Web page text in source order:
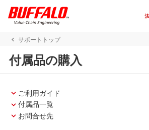
サポートトップ
付属品の購入
ご利用ガイド
付属品一覧
お問合せ先